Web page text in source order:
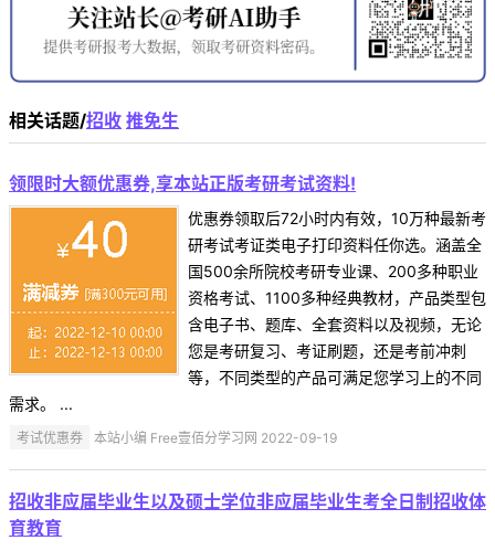
相关话题/招收 推免生
领限时大额优惠券,享本站正版考研考试资料!
优惠券领取后72小时内有效，10万种最新考
研考试考证类电子打印资料任你选。涵盖全
国500余所院校考研专业课、200多种职业
资格考试、1100多种经典教材，产品类型包
含电子书、题库、全套资料以及视频，无论
您是考研复习、考证刷题，还是考前冲刺
等，不同类型的产品可满足您学习上的不同
需求。 ...
考试优惠券 本站小编 Free壹佰分学习网 2022-09-19
招收非应届毕业生以及硕士学位非应届毕业生考全日制招收体
育教育